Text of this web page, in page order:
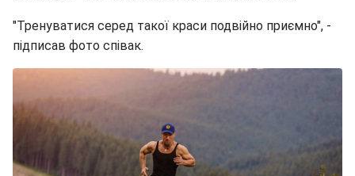
"Тренуватися серед такої краси подвійно приємно", -
підписав фото співак.